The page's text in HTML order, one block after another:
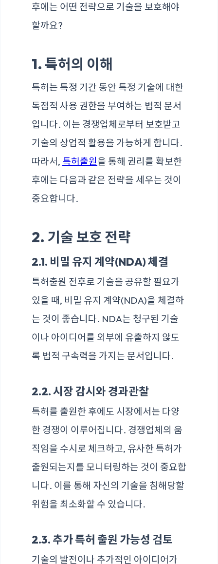
후에는 어떤 전략으로 기술을 보호해야
할까요?
1. 특허의 이해
특허는 특정 기간 동안 특정 기술에 대한
독점적 사용 권한을 부여하는 법적 문서
입니다. 이는 경쟁업체로부터 보호받고
기술의 상업적 활용을 가능하게 합니다.
따라서, 특허출원을 통해 권리를 확보한
후에는 다음과 같은 전략을 세우는 것이
중요합니다.
2. 기술 보호 전략
2.1. 비밀 유지 계약(NDA) 체결
특허출원 전후로 기술을 공유할 필요가
있을 때, 비밀 유지 계약(NDA)을 체결하
는 것이 좋습니다. NDA는 청구된 기술
이나 아이디어를 외부에 유출하지 않도
록 법적 구속력을 가지는 문서입니다.
2.2. 시장 감시와 경과관찰
특허를 출원한 후에도 시장에서는 다양
한 경쟁이 이루어집니다. 경쟁업체의 움
직임을 수시로 체크하고, 유사한 특허가
출원되는지를 모니터링하는 것이 중요합
니다. 이를 통해 자신의 기술을 침해당할
위험을 최소화할 수 있습니다.
2.3. 추가 특허 출원 가능성 검토
기술의 발전이나 추가적인 아이디어가